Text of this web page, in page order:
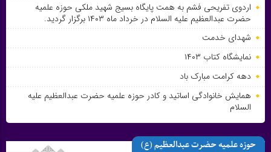
اردوی تفریحی فشم به همت پایگاه بسیج شهید ملکی حوزه علمیه
حضرت عبدالعظیم علیه السلام در خرداد ماه ۱۴۰۳ برگزار گردید.
شهدای خدمت
نمایشگاه کتاب ۱۴۰۳
دهه کرامت مبارک باد
همایش خانوادگی اساتید و کادر حوزه علمیه حضرت عبدالعظیم علیه
السلام
حوزه علمیه حضرت عبدالعظیم (ع)